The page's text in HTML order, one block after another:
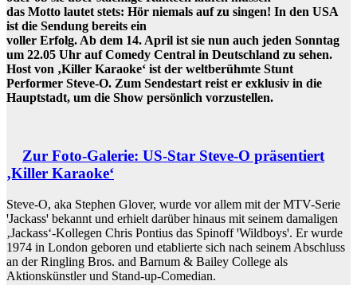
das Motto lautet stets: Hör niemals auf zu singen! In den USA
ist die Sendung bereits ein
voller Erfolg. Ab dem 14. April ist sie nun auch jeden Sonntag
um 22.05 Uhr auf Comedy Central in Deutschland zu sehen.
Host von ‚Killer Karaoke‘ ist der weltberühmte Stunt
Performer Steve-O. Zum Sendestart reist er exklusiv in die
Hauptstadt, um die Show persönlich vorzustellen.
Zur Foto-Galerie: US-Star Steve-O präsentiert
‚Killer Karaoke‘
Steve-O, aka Stephen Glover, wurde vor allem mit der MTV-Serie
ꞌJackassꞌ bekannt und erhielt darüber hinaus mit seinem damaligen
‚Jackass‘-Kollegen Chris Pontius das Spinoff ꞌWildboysꞌ. Er wurde
1974 in London geboren und etablierte sich nach seinem Abschluss
an der Ringling Bros. and Barnum & Bailey College als
Aktionskünstler und Stand-up-Comedian.